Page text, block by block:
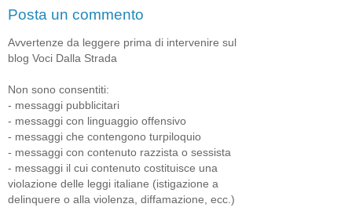
Posta un commento
Avvertenze da leggere prima di intervenire sul
blog Voci Dalla Strada
Non sono consentiti:
- messaggi pubblicitari
- messaggi con linguaggio offensivo
- messaggi che contengono turpiloquio
- messaggi con contenuto razzista o sessista
- messaggi il cui contenuto costituisce una
violazione delle leggi italiane (istigazione a
delinquere o alla violenza, diffamazione, ecc.)